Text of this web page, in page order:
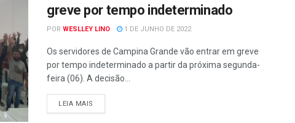
greve por tempo indeterminado
POR WESLLEY LINO 1 DE JUNHO DE 2022
Os servidores de Campina Grande vão entrar em greve
por tempo indeterminado a partir da próxima segunda-
feira (06). A decisão...
LEIA MAIS